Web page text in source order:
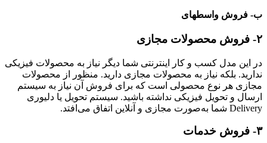
ب- فروش واسطه‎ای
۲- فروش محصولات مجازی
در این مدل کسب و کار اینترنتی شما دیگر نیاز به محصولات فیزیکی
ندارید. بلکه نیاز به محصولات مجازی دارید. منظور از محصولات
مجازی هر نوع محصولی است که برای فروش آن نیاز به سیستم
ارسال و تحویل فیزیکی نداشته باشید. سیستم تحویل یا دلیوری
Delivery شما به‌صورت مجازی و آنلاین اتفاق می‌افتد.
۳- فروش خدمات